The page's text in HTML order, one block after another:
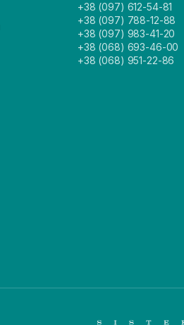
+38 (097) 612-54-81
+38 (097) 788-12-88
+38 (097) 983-41-20
+38 (068) 693-46-00
+38 (068) 951-22-86